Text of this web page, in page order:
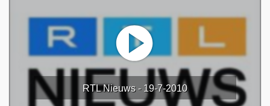
RTL Nieuws - 19-7-2010